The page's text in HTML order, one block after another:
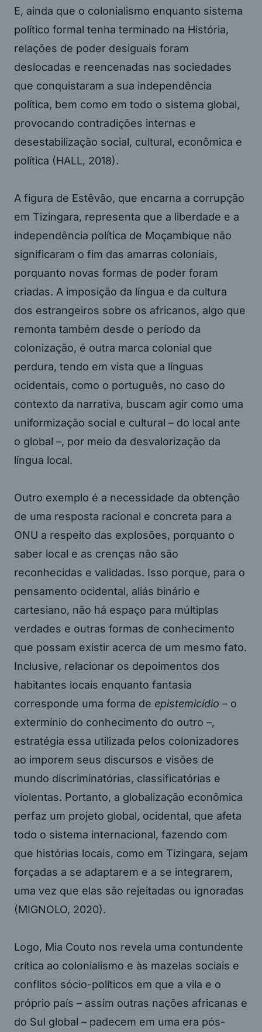
E, ainda que o colonialismo enquanto sistema
político formal tenha terminado na História,
relações de poder desiguais foram
deslocadas e reencenadas nas sociedades
que conquistaram a sua independência
política, bem como em todo o sistema global,
provocando contradições internas e
desestabilização social, cultural, econômica e
política (HALL, 2018).
A figura de Estêvão, que encarna a corrupção
em Tizingara, representa que a liberdade e a
independência política de Moçambique não
significaram o fim das amarras coloniais,
porquanto novas formas de poder foram
criadas. A imposição da língua e da cultura
dos estrangeiros sobre os africanos, algo que
remonta também desde o período da
colonização, é outra marca colonial que
perdura, tendo em vista que a línguas
ocidentais, como o português, no caso do
contexto da narrativa, buscam agir como uma
uniformização social e cultural – do local ante
o global –, por meio da desvalorização da
língua local.
Outro exemplo é a necessidade da obtenção
de uma resposta racional e concreta para a
ONU a respeito das explosões, porquanto o
saber local e as crenças não são
reconhecidas e validadas. Isso porque, para o
pensamento ocidental, aliás binário e
cartesiano, não há espaço para múltiplas
verdades e outras formas de conhecimento
que possam existir acerca de um mesmo fato.
Inclusive, relacionar os depoimentos dos
habitantes locais enquanto fantasia
corresponde uma forma de epistemicídio – o
extermínio do conhecimento do outro –,
estratégia essa utilizada pelos colonizadores
ao imporem seus discursos e visões de
mundo discriminatórias, classificatórias e
violentas. Portanto, a globalização econômica
perfaz um projeto global, ocidental, que afeta
todo o sistema internacional, fazendo com
que histórias locais, como em Tizingara, sejam
forçadas a se adaptarem e a se integrarem,
uma vez que elas são rejeitadas ou ignoradas
(MIGNOLO, 2020).
Logo, Mia Couto nos revela uma contundente
crítica ao colonialismo e às mazelas sociais e
conflitos sócio-políticos em que a vila e o
próprio país – assim outras nações africanas e
do Sul global – padecem em uma era pós-